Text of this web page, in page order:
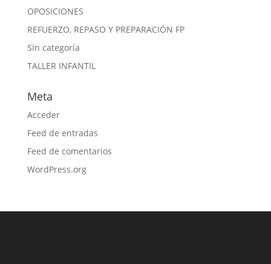
OPOSICIONES
REFUERZO, REPASO Y PREPARACIÓN FP
Sin categoría
TALLER INFANTIL
Meta
Acceder
Feed de entradas
Feed de comentarios
WordPress.org